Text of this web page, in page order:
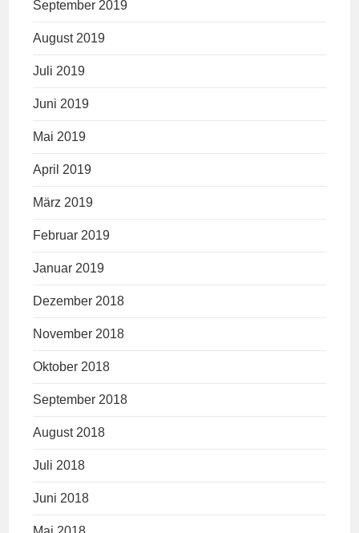
September 2019
August 2019
Juli 2019
Juni 2019
Mai 2019
April 2019
März 2019
Februar 2019
Januar 2019
Dezember 2018
November 2018
Oktober 2018
September 2018
August 2018
Juli 2018
Juni 2018